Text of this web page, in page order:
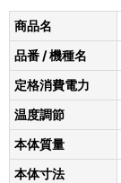
商品名
品番 / 機種名
定格消費電力
温度調節
本体質量
本体寸法